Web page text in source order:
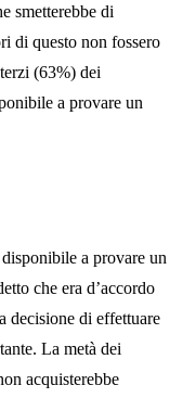
smetterebbe di
di questo non fossero
(63%) dei
a provare un
a provare un
che era d’accordo
decisione di effettuare
La metà dei
acquisterebbe